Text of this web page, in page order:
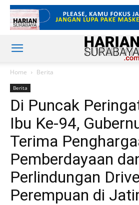
Home Berita
Berita
Di Puncak
Ibu Ke-94,
Terima
Pemberdayaan
Perlindungan
Perempuan di